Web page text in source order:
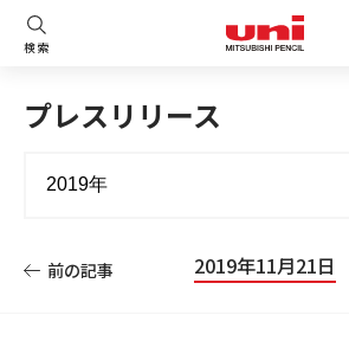
検索
プレスリリース
前の記事 2019年11月21日